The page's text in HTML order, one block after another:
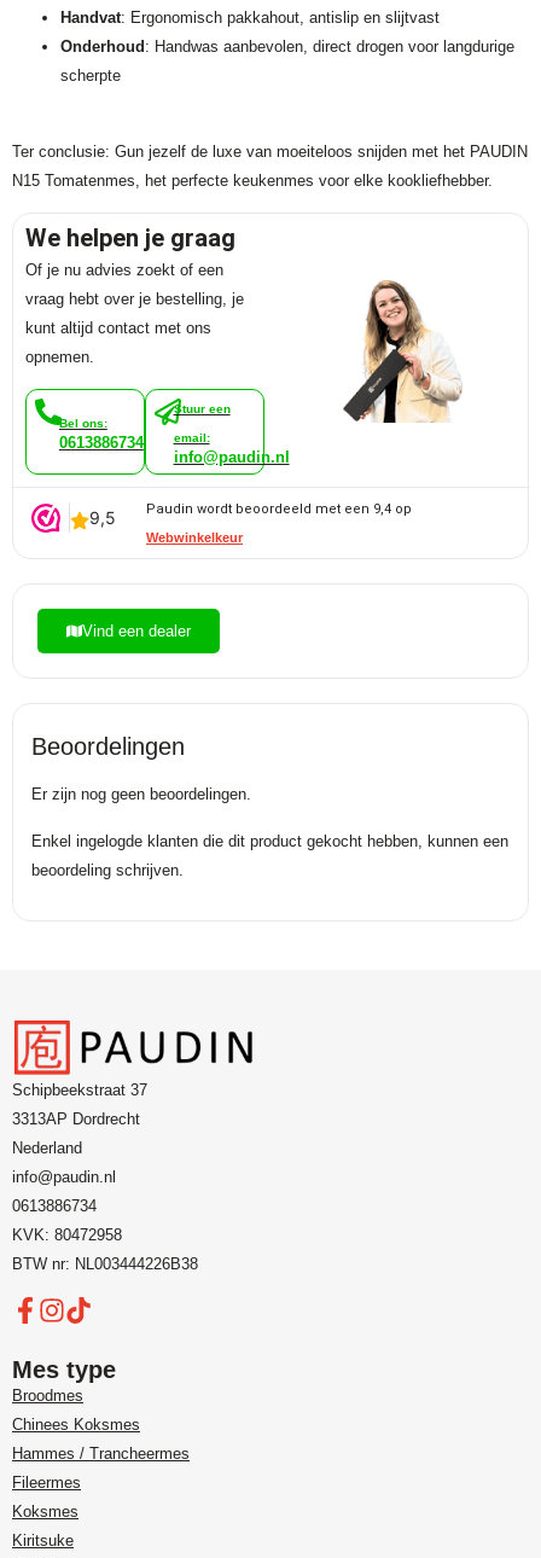
Handvat: Ergonomisch pakkahout, antislip en slijtvast
Onderhoud : Handwas aanbevolen, direct drogen voor langdurige
scherpte
Ter conclusie: Gun jezelf de luxe van moeiteloos snijden met het PAUDIN
N15 Tomatenmes, het perfecte keukenmes voor elke kookliefhebber.
We helpen je graag
Of je nu advies zoekt of een
vraag hebt over je bestelling, je
kunt altijd contact met ons
opnemen.
Bel ons:
0613886734
Stuur een
email:
info@paudin.nl
Paudin wordt beoordeeld met een 9,4 op
Webwinkelkeur
Vind een dealer
Beoordelingen
Er zijn nog geen beoordelingen.
Enkel ingelogde klanten die dit product gekocht hebben, kunnen een
beoordeling schrijven.
Schipbeekstraat 37
3313AP Dordrecht
Nederland
info@paudin.nl
0613886734
KVK: 80472958
BTW nr: NL003444226B38
Mes type
Broodmes
Chinees Koksmes
Hammes / Trancheermes
Fileermes
Koksmes
Kiritsuke